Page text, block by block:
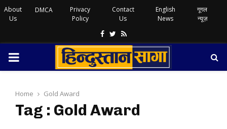
About
Us
DMCA
Privacy
Policy
Contact
Us
English
News
गूगल
न्यूज़
Facebook
Twitter
Rss
PRIMARY
Home Gold Award
Tag : Gold Award